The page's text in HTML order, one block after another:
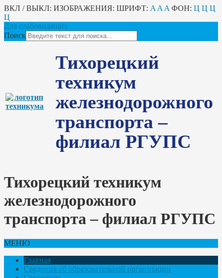
ВКЛ / ВЫКЛ: ИЗОБРАЖЕНИЯ: ШРИФТ: A A A ФОН: Ц Ц Ц
Ц
Для слабовидящих
Поиск
Тихорецкий
техникум
железнодорожного
транспорта –
филиал РГУПС
Тихорецкий техникум
железнодорожного
транспорта – филиал РГУПС
МЕНЮ
Главная
Сведения об образовательной организации